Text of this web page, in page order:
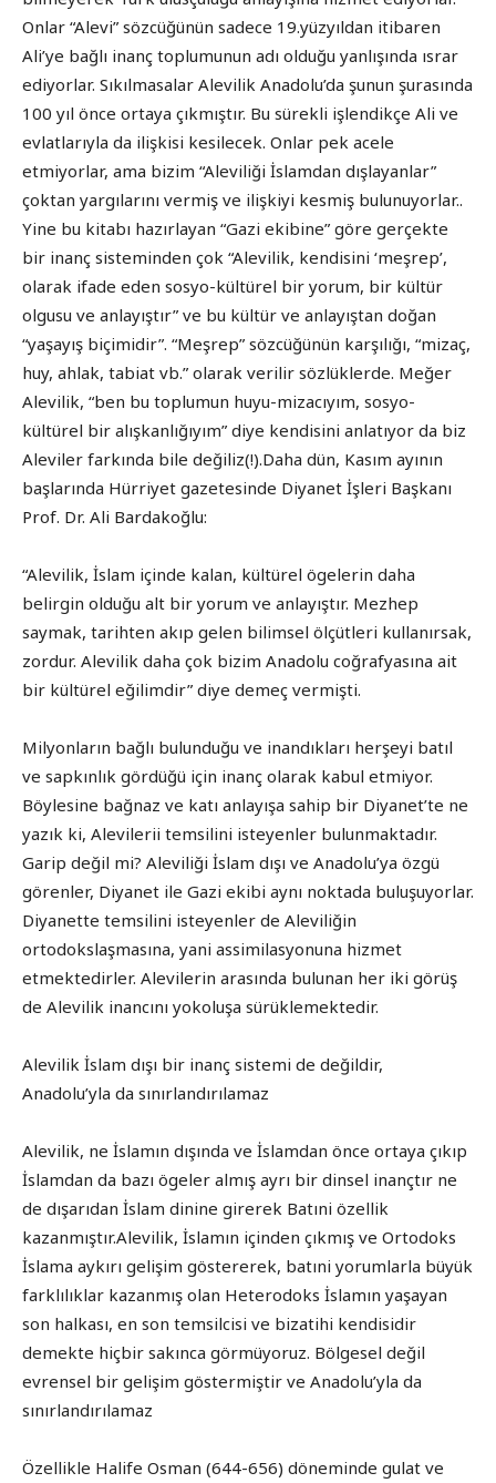
Onlar “Alevi” sözcüğünün sadece 19.yüzyıldan itibaren
Ali’ye bağlı inanç toplumunun adı olduğu yanlışında ısrar
ediyorlar. Sıkılmasalar Alevilik Anadolu’da şunun şurasında
100 yıl önce ortaya çıkmıştır. Bu sürekli işlendikçe Ali ve
evlatlarıyla da ilişkisi kesilecek. Onlar pek acele
etmiyorlar, ama bizim “Aleviliği İslamdan dışlayanlar”
çoktan yargılarını vermiş ve ilişkiyi kesmiş bulunuyorlar..
Yine bu kitabı hazırlayan “Gazi ekibine” göre gerçekte
bir inanç sisteminden çok “Alevilik, kendisini ‘meşrep’,
olarak ifade eden sosyo-kültürel bir yorum, bir kültür
olgusu ve anlayıştır” ve bu kültür ve anlayıştan doğan
“yaşayış biçimidir”. “Meşrep” sözcüğünün karşılığı, “mizaç,
huy, ahlak, tabiat vb.” olarak verilir sözlüklerde. Meğer
Alevilik, “ben bu toplumun huyu-mizacıyım, sosyo-
kültürel bir alışkanlığıyım” diye kendisini anlatıyor da biz
Aleviler farkında bile değiliz(!).Daha dün, Kasım ayının
başlarında Hürriyet gazetesinde Diyanet İşleri Başkanı
Prof. Dr. Ali Bardakoğlu:
“Alevilik, İslam içinde kalan, kültürel ögelerin daha
belirgin olduğu alt bir yorum ve anlayıştır. Mezhep
saymak, tarihten akıp gelen bilimsel ölçütleri kullanırsak,
zordur. Alevilik daha çok bizim Anadolu coğrafyasına ait
bir kültürel eğilimdir” diye demeç vermişti.
Milyonların bağlı bulunduğu ve inandıkları herşeyi batıl
ve sapkınlık gördüğü için inanç olarak kabul etmiyor.
Böylesine bağnaz ve katı anlayışa sahip bir Diyanet’te ne
yazık ki, Alevilerii temsilini isteyenler bulunmaktadır.
Garip değil mi? Aleviliği İslam dışı ve Anadolu’ya özgü
görenler, Diyanet ile Gazi ekibi aynı noktada buluşuyorlar.
Diyanette temsilini isteyenler de Aleviliğin
ortodokslaşmasına, yani assimilasyonuna hizmet
etmektedirler. Alevilerin arasında bulunan her iki görüş
de Alevilik inancını yokoluşa sürüklemektedir.
Alevilik İslam dışı bir inanç sistemi de değildir,
Anadolu’yla da sınırlandırılamaz
Alevilik, ne İslamın dışında ve İslamdan önce ortaya çıkıp
İslamdan da bazı ögeler almış ayrı bir dinsel inançtır ne
de dışarıdan İslam dinine girerek Batıni özellik
kazanmıştır.Alevilik, İslamın içinden çıkmış ve Ortodoks
İslama aykırı gelişim göstererek, batıni yorumlarla büyük
farklılıklar kazanmış olan Heterodoks İslamın yaşayan
son halkası, en son temsilcisi ve bizatihi kendisidir
demekte hiçbir sakınca görmüyoruz. Bölgesel değil
evrensel bir gelişim göstermiştir ve Anadolu’yla da
sınırlandırılamaz
Özellikle Halife Osman (644-656) döneminde gulat ve